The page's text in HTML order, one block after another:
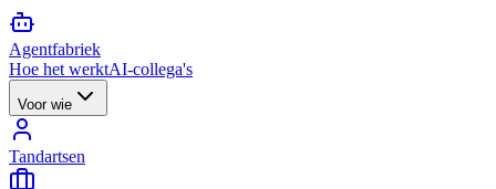
Agentfabriek
Hoe het werktAI-collega's
Voor wie
Tandartsen